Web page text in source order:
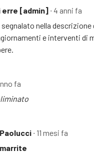
erre [admin] ∙ 4 anni fa
segnalato nella descrizione
e interventi di
fa
∙ 11 mesi fa